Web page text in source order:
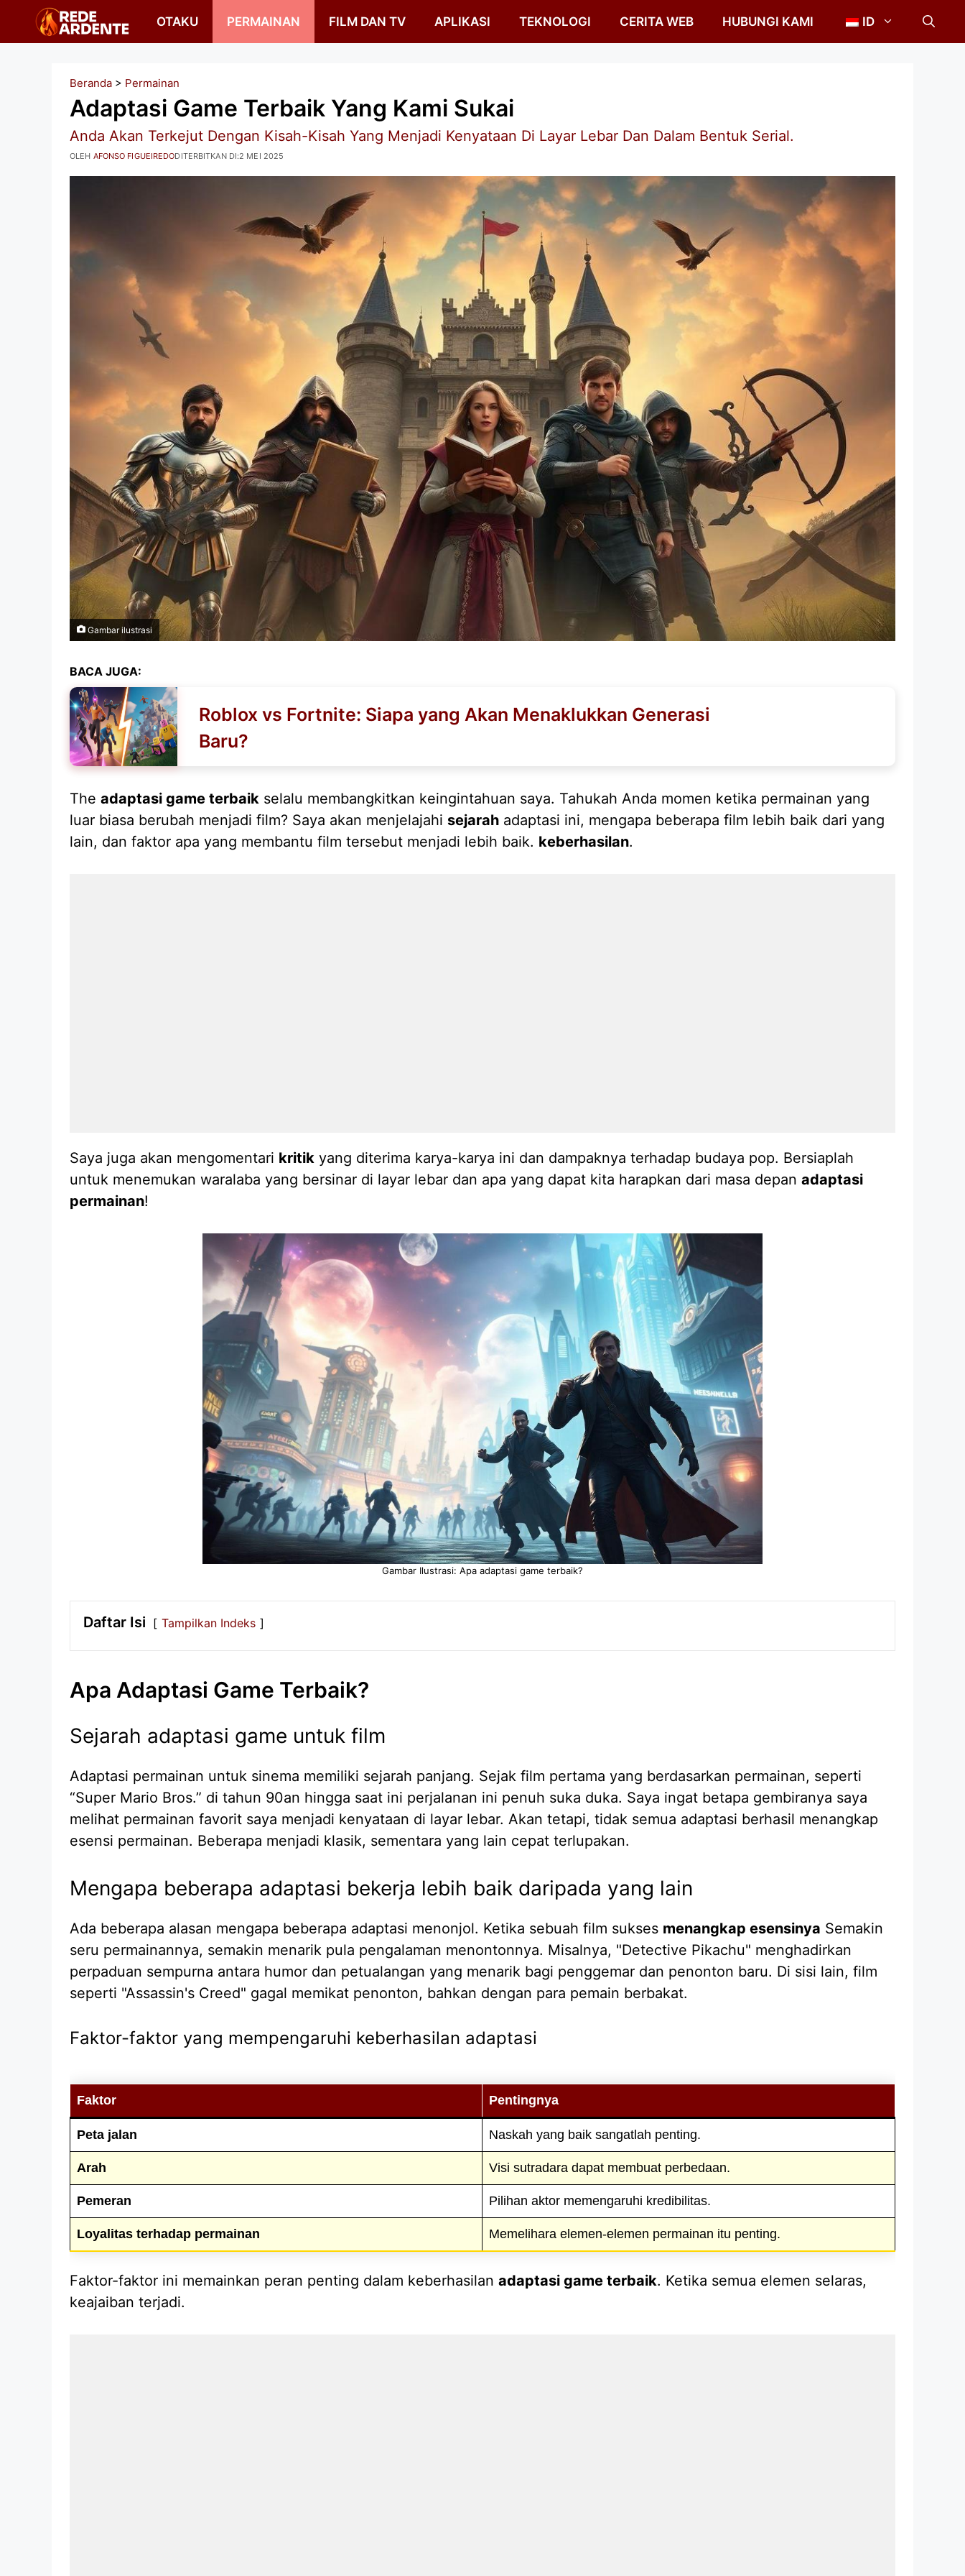
Langsung
OTAKU PERMAINAN FILM DAN TV APLIKASI TEKNOLOGI CERITA WEB HUBUNGI KAMI ID
Beranda > Permainan
Adaptasi Game Terbaik Yang Kami Sukai
Anda Akan Terkejut Dengan Kisah-Kisah Yang Menjadi Kenyataan Di Layar Lebar Dan Dalam Bentuk Serial.
DITERBITKAN DI:2 MEI 2025
OLEH AFONSO FIGUEIREDO
Gambar ilustrasi
BACA JUGA:
Roblox vs Fortnite: Siapa yang Akan Menaklukkan Generasi
Baru?
The adaptasi game terbaik selalu membangkitkan keingintahuan saya. Tahukah Anda momen ketika permainan yang
luar biasa berubah menjadi film? Saya akan menjelajahi sejarah adaptasi ini, mengapa beberapa film lebih baik dari yang
lain, dan faktor apa yang membantu film tersebut menjadi lebih baik. keberhasilan.
Saya juga akan mengomentari kritik yang diterima karya-karya ini dan dampaknya terhadap budaya pop. Bersiaplah
untuk menemukan waralaba yang bersinar di layar lebar dan apa yang dapat kita harapkan dari masa depan adaptasi
permainan!
Gambar Ilustrasi: Apa adaptasi game terbaik?
Daftar Isi Tampilkan Indeks
Apa Adaptasi Game Terbaik?
Sejarah adaptasi game untuk film
Adaptasi permainan untuk sinema memiliki sejarah panjang. Sejak film pertama yang berdasarkan permainan, seperti
“Super Mario Bros.” di tahun 90an hingga saat ini perjalanan ini penuh suka duka. Saya ingat betapa gembiranya saya
melihat permainan favorit saya menjadi kenyataan di layar lebar. Akan tetapi, tidak semua adaptasi berhasil menangkap
esensi permainan. Beberapa menjadi klasik, sementara yang lain cepat terlupakan.
Mengapa beberapa adaptasi bekerja lebih baik daripada yang lain
Ada beberapa alasan mengapa beberapa adaptasi menonjol. Ketika sebuah film sukses menangkap esensinya Semakin
seru permainannya, semakin menarik pula pengalaman menontonnya. Misalnya, "Detective Pikachu" menghadirkan
perpaduan sempurna antara humor dan petualangan yang menarik bagi penggemar dan penonton baru. Di sisi lain, film
seperti "Assassin's Creed" gagal memikat penonton, bahkan dengan para pemain berbakat.
Faktor-faktor yang mempengaruhi keberhasilan adaptasi
Faktor Pentingnya
Peta jalan Naskah yang baik sangatlah penting.
Arah Visi sutradara dapat membuat perbedaan.
Pemeran Pilihan aktor memengaruhi kredibilitas.
Loyalitas terhadap permainan Memelihara elemen-elemen permainan itu penting.
Faktor-faktor ini memainkan peran penting dalam keberhasilan adaptasi game terbaik. Ketika semua elemen selaras,
keajaiban terjadi.